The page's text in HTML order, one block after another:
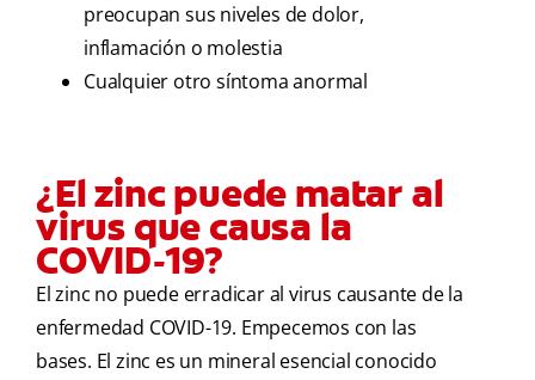
preocupan sus niveles de dolor,
inflamación o molestia
Cualquier otro síntoma anormal
¿El zinc puede matar al
virus que causa la
COVID-19?
El zinc no puede erradicar al virus causante de la
enfermedad COVID-19. Empecemos con las
bases. El zinc es un mineral esencial conocido